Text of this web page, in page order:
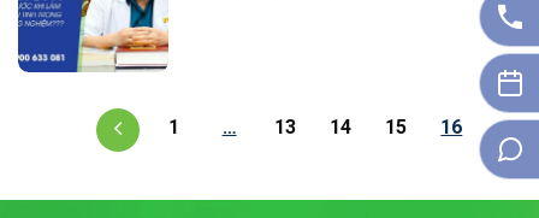
1 … 13 14 15 16